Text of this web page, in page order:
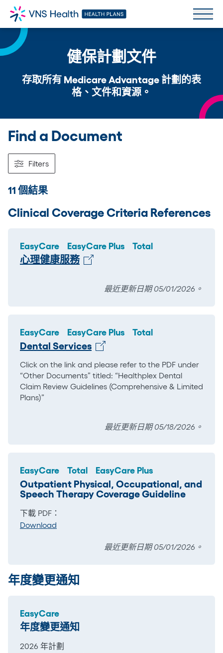
健保計劃文件
存取所有 Medicare Advantage 計劃的表
格、文件和資源。
Find a Document
Filters
11 個結果
Clinical Coverage Criteria References
EasyCare EasyCare Plus Total
心理健康服務
最近更新日期 05/01/2026。
EasyCare EasyCare Plus Total
Dental Services
Click on the link and please refer to the PDF under
“Other Documents” titled: “Healthplex Dental
Claim Review Guidelines (Comprehensive & Limited
Plans)”
最近更新日期 05/18/2026。
EasyCare Total EasyCare Plus
Outpatient Physical, Occupational, and
Speech Therapy Coverage Guideline
下載 PDF：
Download
最近更新日期 05/01/2026。
年度變更通知
EasyCare
年度變更通知
2026 年計劃